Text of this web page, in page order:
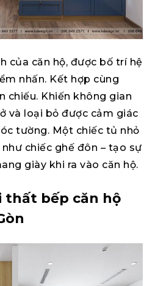
của căn hộ, được bố trí hệ
nhấn. Kết hợp cùng
chiếu. Khiến không gian
và loại bỏ được cảm giác
tường. Một chiếc tủ nhỏ
chiếc ghế đôn – tạo sự
giày khi ra vào căn hộ.
thất bếp căn hộ